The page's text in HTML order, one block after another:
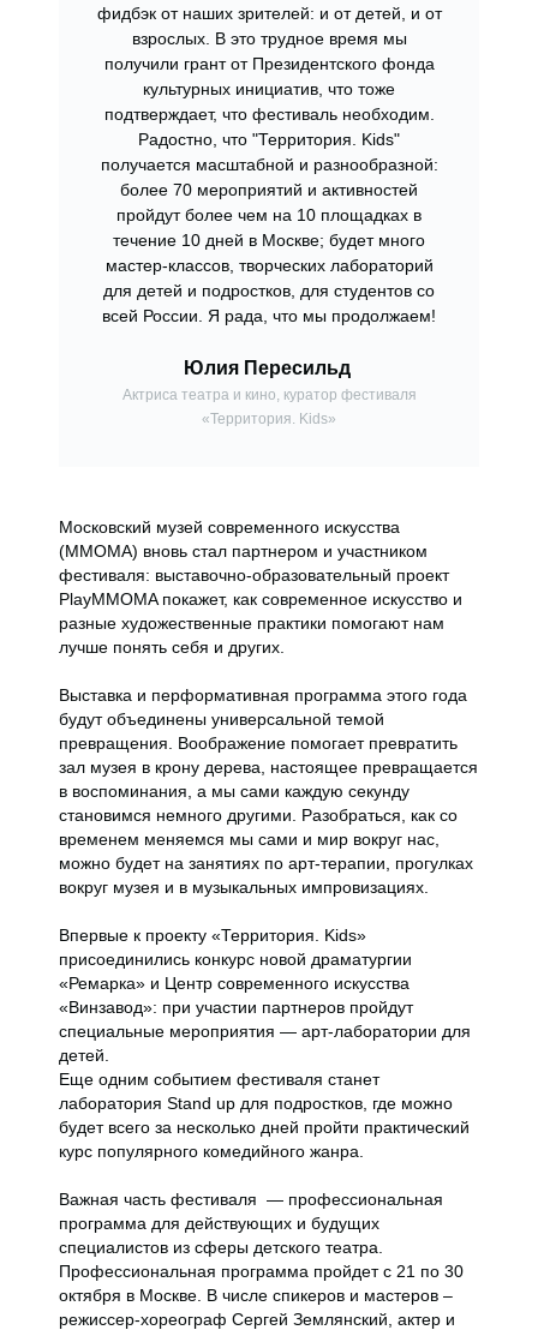
фидбэк от наших зрителей: и от детей, и от
взрослых. В это трудное время мы
получили грант от Президентского фонда
культурных инициатив, что тоже
подтверждает, что фестиваль необходим.
Радостно, что "Территория. Kids"
получается масштабной и разнообразной:
более 70 мероприятий и активностей
пройдут более чем на 10 площадках в
течение 10 дней в Москве; будет много
мастер-классов, творческих лабораторий
для детей и подростков, для студентов со
всей России. Я рада, что мы продолжаем!
Юлия Пересильд
Актриса театра и кино, куратор фестиваля
«Территория. Kids»
Московский музей современного искусства
(ММОМА) вновь стал партнером и участником
фестиваля: выставочно-образовательный проект
PlayMMOMA покажет, как современное искусство и
разные художественные практики помогают нам
лучше понять себя и других.
Выставка и перформативная программа этого года
будут объединены универсальной темой
превращения. Воображение помогает превратить
зал музея в крону дерева, настоящее превращается
в воспоминания, а мы сами каждую секунду
становимся немного другими. Разобраться, как со
временем меняемся мы сами и мир вокруг нас,
можно будет на занятиях по арт-терапии, прогулках
вокруг музея и в музыкальных импровизациях.
Впервые к проекту «Территория. Kids»
присоединились конкурс новой драматургии
«Ремарка» и Центр современного искусства
«Винзавод»: при участии партнеров пройдут
специальные мероприятия — арт-лаборатории для
детей.
Еще одним событием фестиваля станет
лаборатория Stand up для подростков, где можно
будет всего за несколько дней пройти практический
курс популярного комедийного жанра.
Важная часть фестиваля — профессиональная
программа для действующих и будущих
специалистов из сферы детского театра.
Профессиональная программа пройдет с 21 по 30
октября в Москве. В числе спикеров и мастеров –
режиссер-хореограф Сергей Землянский, актер и